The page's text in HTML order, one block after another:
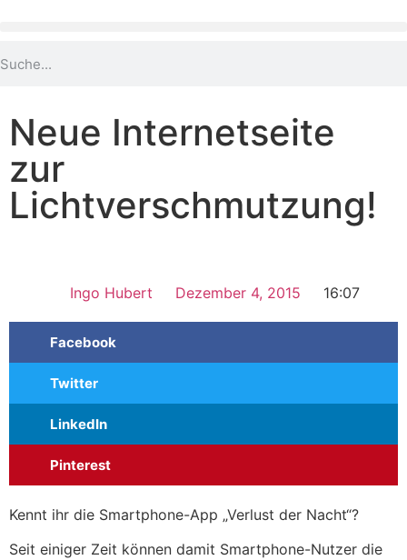
Neue Internetseite
zur
Lichtverschmutzung!
Ingo Hubert Dezember 4, 2015 16:07
Facebook
Twitter
LinkedIn
Pinterest
Kennt ihr die Smartphone-App „Verlust der Nacht“?
Seit einiger Zeit können damit Smartphone-Nutzer die